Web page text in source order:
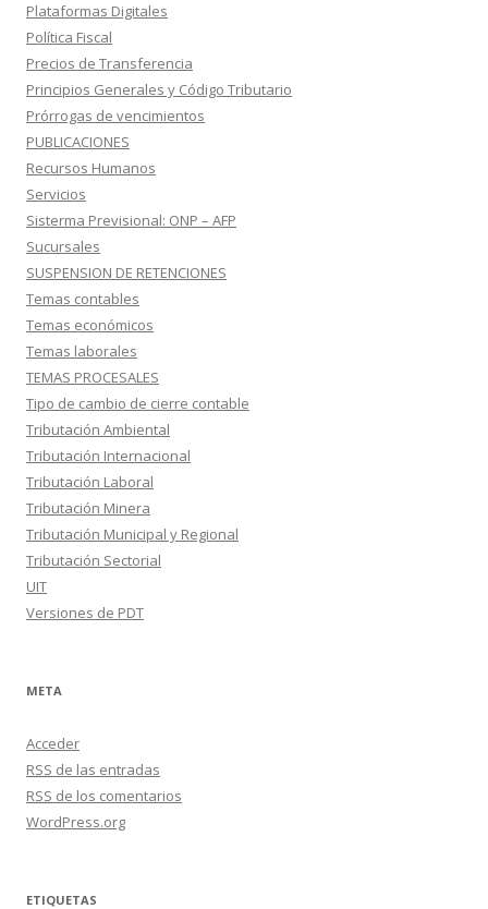
Plataformas Digitales
Política Fiscal
Precios de Transferencia
Principios Generales y Código Tributario
Prórrogas de vencimientos
PUBLICACIONES
Recursos Humanos
Servicios
Sisterma Previsional: ONP – AFP
Sucursales
SUSPENSION DE RETENCIONES
Temas contables
Temas económicos
Temas laborales
TEMAS PROCESALES
Tipo de cambio de cierre contable
Tributación Ambiental
Tributación Internacional
Tributación Laboral
Tributación Minera
Tributación Municipal y Regional
Tributación Sectorial
UIT
Versiones de PDT
META
Acceder
RSS de las entradas
RSS de los comentarios
WordPress.org
ETIQUETAS